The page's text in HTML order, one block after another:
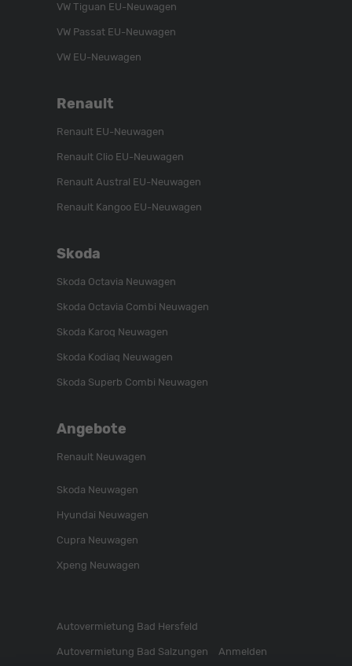
VW Tiguan EU-Neuwagen
VW Passat EU-Neuwagen
VW EU-Neuwagen
Renault
Renault EU-Neuwagen
Renault Clio EU-Neuwagen
Renault Austral EU-Neuwagen
Renault Kangoo EU-Neuwagen
Skoda
Skoda Octavia Neuwagen
Skoda Octavia Combi Neuwagen
Skoda Karoq Neuwagen
Skoda Kodiaq Neuwagen
Skoda Superb Combi Neuwagen
Angebote
Renault Neuwagen
Skoda Neuwagen
Hyundai Neuwagen
Cupra Neuwagen
Xpeng Neuwagen
Autovermietung Bad Hersfeld
Autovermietung Bad Salzungen Anmelden